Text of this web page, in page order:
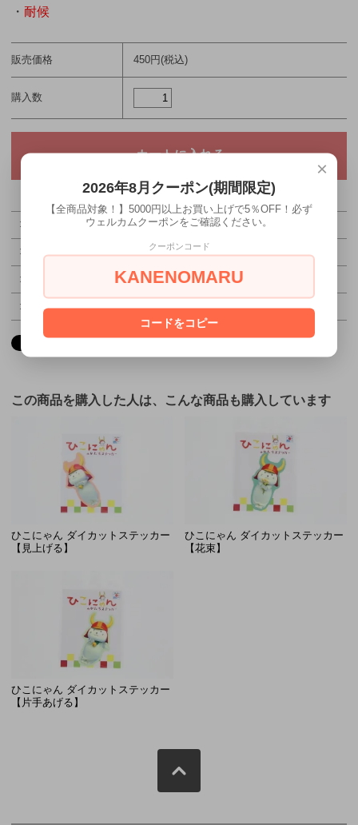
・ 耐候
販売価格 450円(税込)
購入数
特定商取引法に基づく表記（返品等）
この商品を友達に教える
この商品について問い合わせる
買い物を続ける
この商品を購入した人は、こんな商品も購入しています
ひこにゃん ダイカットステッカー
【見上げる】
ひこにゃん ダイカットステッカー
【花束】
ひこにゃん ダイカットステッカー
【片手あげる】
×
2026年8月クーポン(期間限定)
【全商品対象！】5000円以上お買い上げで5％OFF！必ず
ウェルカムクーポンをご確認ください。
クーポンコード
KANENOMARU
コードをコピー